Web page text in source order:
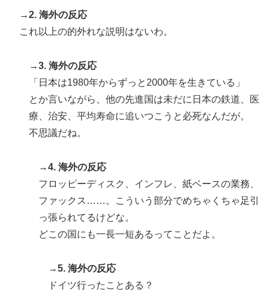
→2. 海外の反応
これ以上の的外れな説明はないわ。
→3. 海外の反応
「日本は1980年からずっと2000年を生きている」
とか言いながら、他の先進国は未だに日本の鉄道、医
療、治安、平均寿命に追いつこうと必死なんだが。
不思議だね。
→4. 海外の反応
フロッピーディスク、インフレ、紙ベースの業務、
ファックス……。こういう部分でめちゃくちゃ足引
っ張られてるけどな。
どこの国にも一長一短あるってことだよ。
→5. 海外の反応
ドイツ行ったことある？